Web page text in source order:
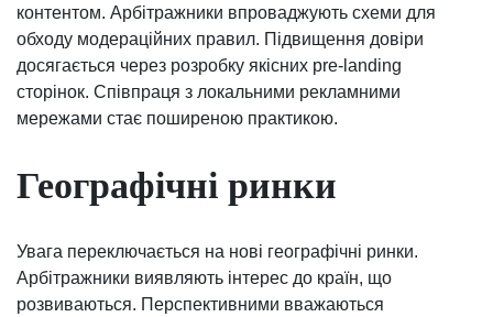
контентом. Арбітражники впроваджують схеми для
обходу модераційних правил. Підвищення довіри
досягається через розробку якісних pre-landing
сторінок. Співпраця з локальними рекламними
мережами стає поширеною практикою.
Географічні ринки
Увага переключається на нові географічні ринки.
Арбітражники виявляють інтерес до країн, що
розвиваються. Перспективними вважаються